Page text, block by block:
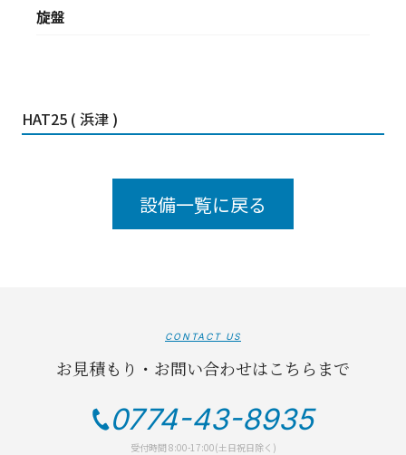
旋盤
HAT25 ( 浜津 )
設備一覧に戻る
CONTACT US
お見積もり・お問い合わせはこちらまで
0774-43-8935
受付時間 8:00-17:00(土日祝日除く)